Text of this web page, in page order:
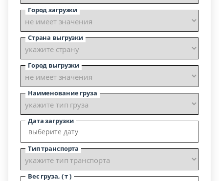
Город загрузки
Страна выгрузки
Город выгрузки
Наименование груза
Дата загрузки
Тип транспорта
Вес груза, ( т )